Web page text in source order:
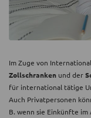
Im Zuge von
Zollschranken und der
für international tätige
Auch Privatpersonen
B. wenn sie Einkünfte